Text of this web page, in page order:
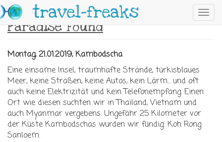
Skip to main contenttravel-freaks
Paradise Found
Montag, 21.01.2019, Kambodscha
Eine einsame Insel, traumhafte Strände, türkisblaues
Meer, keine Straßen, keine Autos, kein Lärm... und oft
auch keine Elektrizität und kein Telefonempfang. Einen
Ort wie diesen suchten wir in Thailand, Vietnam und
auch Myanmar vergebens. Ungefähr 25 Kilometer vor
der Küste Kambodschas wurden wir fündig: Koh Rong
Sanloem.